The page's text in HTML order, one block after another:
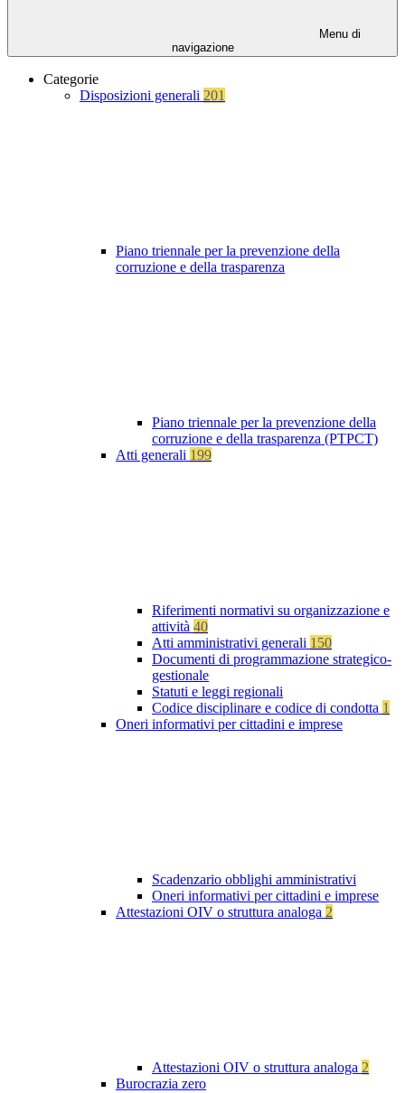
Menu di
navigazione
Categorie
Disposizioni generali 201
Piano triennale per la prevenzione della
corruzione e della trasparenza
Piano triennale per la prevenzione della
corruzione e della trasparenza (PTPCT)
Atti generali 199
Riferimenti normativi su organizzazione e
attività 40
Atti amministrativi generali 150
Documenti di programmazione strategico-
gestionale
Statuti e leggi regionali
Codice disciplinare e codice di condotta 1
Oneri informativi per cittadini e imprese
Scadenzario obblighi amministrativi
Oneri informativi per cittadini e imprese
Attestazioni OIV o struttura analoga 2
Attestazioni OIV o struttura analoga 2
Burocrazia zero